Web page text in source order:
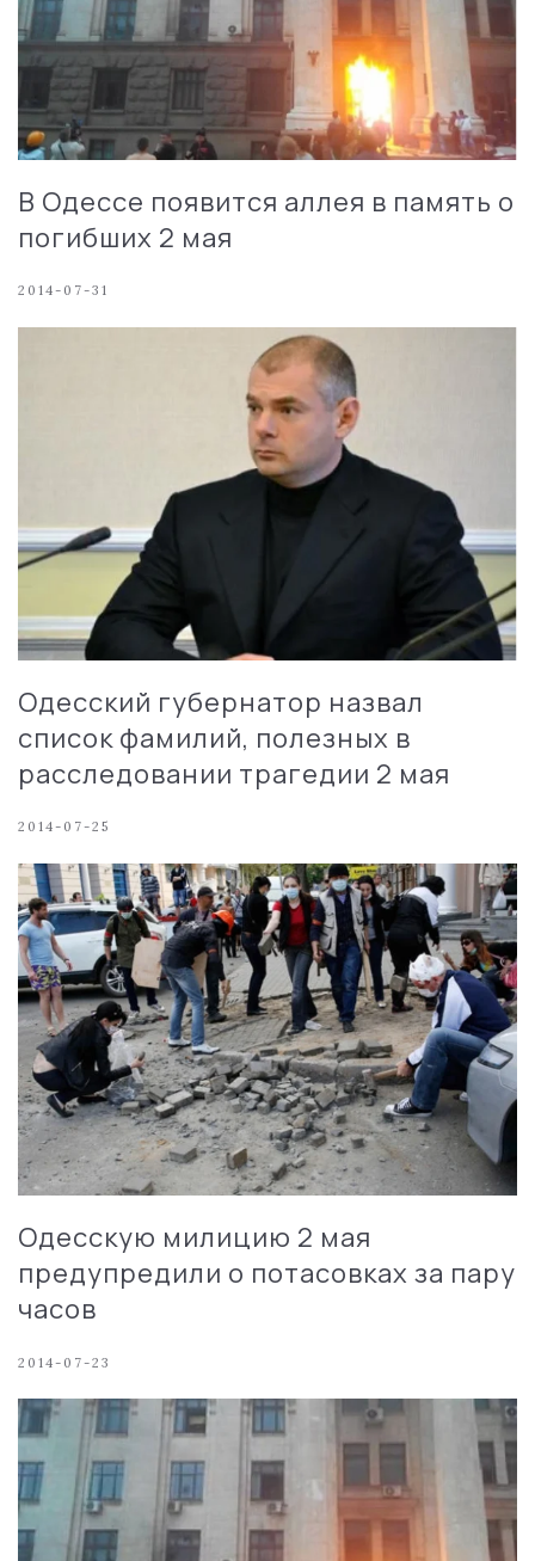
В Одессе появится аллея в память о
погибших 2 мая
2014-07-31
Одесский губернатор назвал
список фамилий, полезных в
расследовании трагедии 2 мая
2014-07-25
Одесскую милицию 2 мая
предупредили о потасовках за пару
часов
2014-07-23